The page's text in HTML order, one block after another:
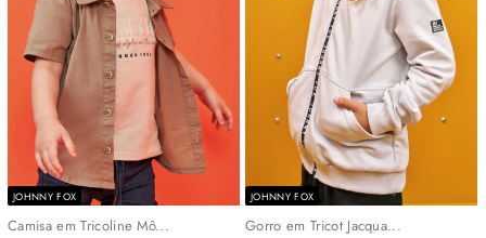
JOHNNY FOX
Camisa em Tricoline Mô...
JOHNNY FOX
Gorro em Tricot Jacqua...